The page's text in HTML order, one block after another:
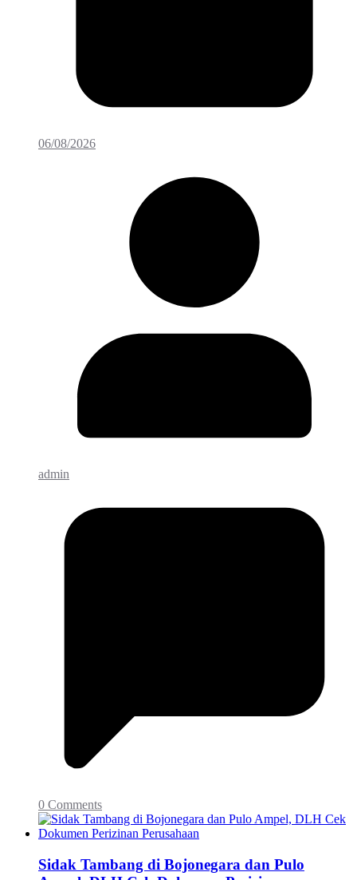
06/08/2026
admin
0 Comments
Sidak Tambang di Bojonegara dan Pulo